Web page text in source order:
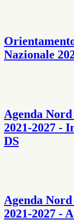
Nazionale
Agenda
2021-2027 -
DS
Agenda
2021-2027 -